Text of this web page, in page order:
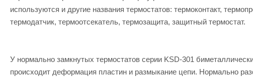
используются и другие названия термостатов: термоконтакт,
термодатчик, термоотсекатель, термозащита, защитный термостат.
У нормально замкнутых термостатов серии KSD-301
происходит деформация пластин и размыкание цепи. Нормально